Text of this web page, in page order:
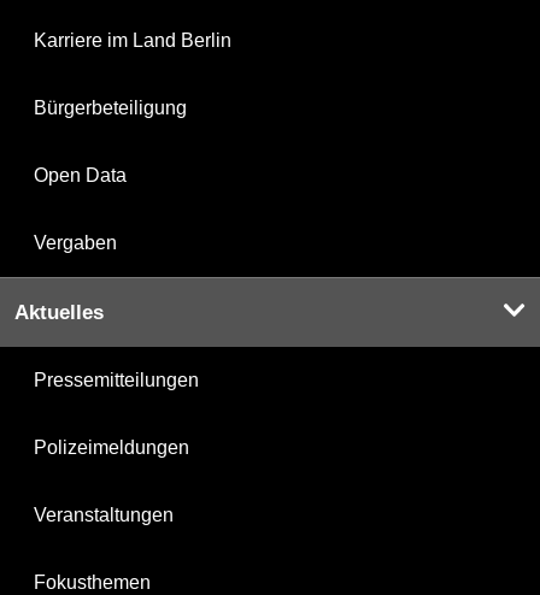
Karriere im Land Berlin
Bürgerbeteiligung
Open Data
Vergaben
Aktuelles
Pressemitteilungen
Polizeimeldungen
Veranstaltungen
Fokusthemen